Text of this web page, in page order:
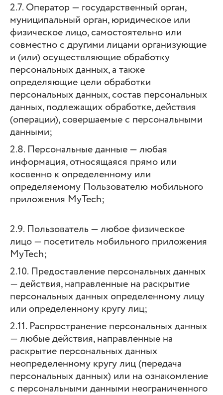
2.7. Оператор — государственный орган,
муниципальный орган, юридическое или
физическое лицо, самостоятельно или
совместно с другими лицами организующие
и (или) осуществляющие обработку
персональных данных, а также
определяющие цели обработки
персональных данных, состав персональных
данных, подлежащих обработке, действия
(операции), совершаемые с персональными
данными;
2.8. Персональные данные — любая
информация, относящаяся прямо или
косвенно к определенному или
определяемому Пользователю мобильного
приложения MyTech;
2.9. Пользователь — любое физическое
лицо — посетитель мобильного приложения
MyTech;
2.10. Предоставление персональных данных
— действия, направленные на раскрытие
персональных данных определенному лицу
или определенному кругу лиц;
2.11. Распространение персональных данных
— любые действия, направленные на
раскрытие персональных данных
неопределенному кругу лиц (передача
персональных данных) или на ознакомление
с персональными данными неограниченного